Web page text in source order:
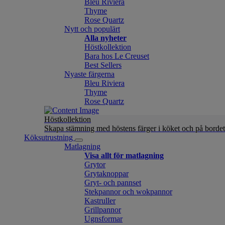
Bleu Riviera
Thyme
Rose Quartz
Nytt och populärt
Alla nyheter
Höstkollektion
Bara hos Le Creuset
Best Sellers
Nyaste färgerna
Bleu Riviera
Thyme
Rose Quartz
Höstkollektion
Skapa stämning med höstens färger i köket och på
Köksutrustning
Matlagning
Visa allt för matlagning
Grytor
Grytaknoppar
Gryt- och pannset
Stekpannor och wokpannor
Kastruller
Grillpannor
Ugnsformar